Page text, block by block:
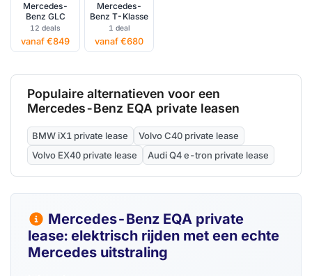
Mercedes-
Benz GLC
12 deals
vanaf €849
Mercedes-
Benz T-Klasse
1 deal
vanaf €680
Populaire alternatieven voor een
Mercedes-Benz EQA private leasen
BMW iX1 private lease
Volvo C40 private lease
Volvo EX40 private lease
Audi Q4 e-tron private lease
Mercedes-Benz EQA private
lease: elektrisch rijden met een echte
Mercedes uitstraling